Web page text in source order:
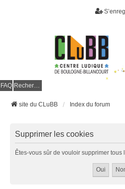
FAQ Rechercher
site du CLuBB Index du forum
Supprimer les cookies
Êtes-vous sûr de vouloir supprimer tous